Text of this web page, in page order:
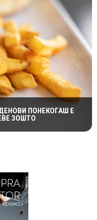
ПОНЕКОГАШ Е
ЗОШТО